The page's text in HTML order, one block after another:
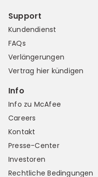
Support
Kundendienst
FAQs
Verlängerungen
Vertrag hier kündigen
Info
Info zu McAfee
Careers
Kontakt
Presse-Center
Investoren
Rechtliche Bedingungen